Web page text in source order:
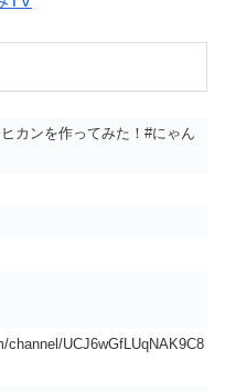
カンを作ってみた！#にゃん
channel/UCJ6wGfLUqNAK9C8